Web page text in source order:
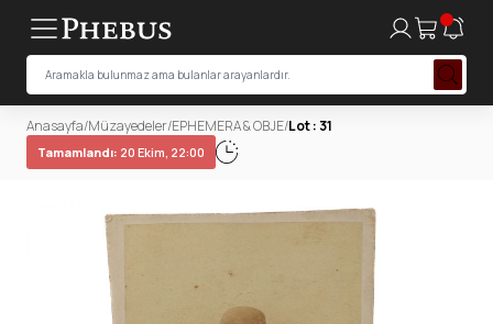
Anasayfa/Müzayedeler/EPHEMERA & OBJE/Lot : 31
Tamamlandı: 20 Ekim, 22:00